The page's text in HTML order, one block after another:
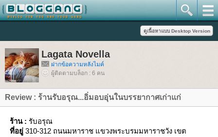
Lagata Novella
ฝากข้อความหลังไมค์
ผู้ติดตามบล็อก : 6 คน
Review : ร้านรับอรุณ...อิ่มอบอุ่นในบรรยากาศเก่าแก่
ร้าน : รับอรุณ
ที่อยู่ 310-312 ถนนมหาราช แขวงพระบรมมหาราชวัง เขต